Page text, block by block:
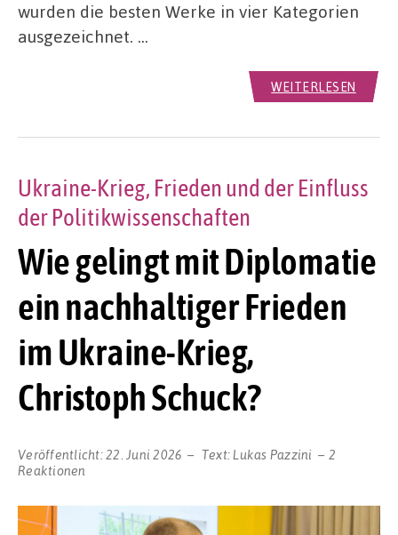
wurden die besten Werke in vier Kategorien
ausgezeichnet. …
WEITERLESEN
Wie gelingt mit Diplomatie
ein nachhaltiger Frieden
im Ukraine-Krieg,
Christoph Schuck?
Ukraine-Krieg, Frieden und der Einfluss
der Politikwissenschaften
Veröffentlicht:22. Juni 2026 Text:Lukas Pazzini
2
Reaktionen